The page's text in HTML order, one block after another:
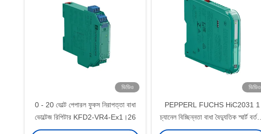
ভিডিও
0 - 20 ভোল্ট পেপারল ফুকস নিরাপত্তা বাধা
ভোল্টেজ রিপিটার KFD2-VR4-Ex1।26
ভিডিও
PEPPERL FUCHS HiC2031 1
চ্যানেল বিচ্ছিন্নতা বাধা বৈদ্যুতিক স্মার্ট বর্তমান
ড্রাইভার